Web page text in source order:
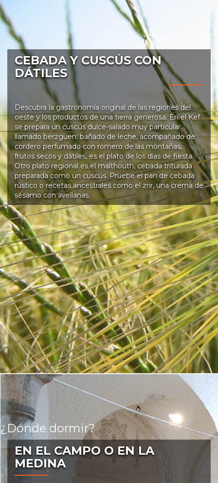
¿Qué comer?
CEBADA Y CUSCÚS CON
DÁTILES
Descubra la gastronomía original de las regiones del
oeste y los productos de una tierra generosa. En el Kef
se prepara un cuscús dulce-salado muy particular
llamado berzguen: bañado de leche, acompañado de
cordero perfumado con romero de las montañas,
frutos secos y dátiles, es el plato de los días de fiesta.
Otro plato regional es el malthouth, cebada triturada
preparada como un cuscús. Pruebe el pan de cebada
rústico o recetas ancestrales como el zrir, una crema de
sésamo con avellanas.
¿Dónde dormir?
EN EL CAMPO O EN LA
MEDINA